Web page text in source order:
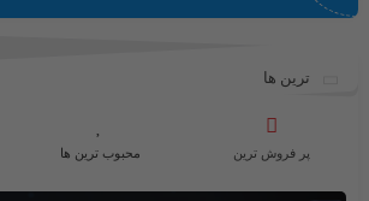
ترین ها
پر فروش ترین محبوب ترین ها